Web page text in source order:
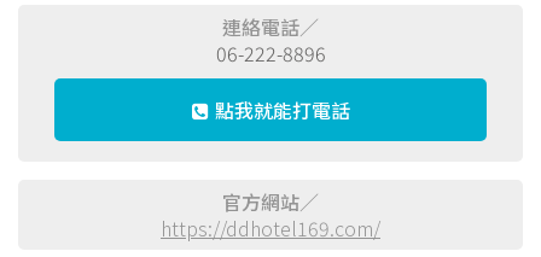
連絡電話／
06-222-8896
點我就能打電話
官方網站／
https://ddhotel169.com/